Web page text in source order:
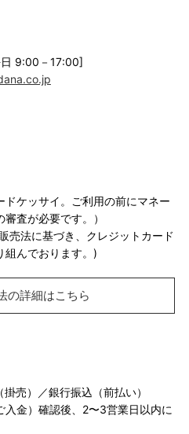
9:00－17:00]
ドケッサイ。ご利用の前にマネー
査が必要です。）
売法に基づき、クレジットカード
組んでおります。)
の詳細はこちら
売）／銀行振込（前払い）
入金）確認後、2〜3営業日以内に